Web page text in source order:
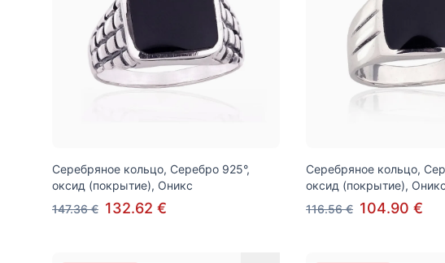
Серебряное кольцо, Серебро 925°,
оксид (покрытие), Оникс
147.36 € 132.62 €
Серебряное кольцо,
оксид (покрытие), Оникс
116.56 € 104.90 €